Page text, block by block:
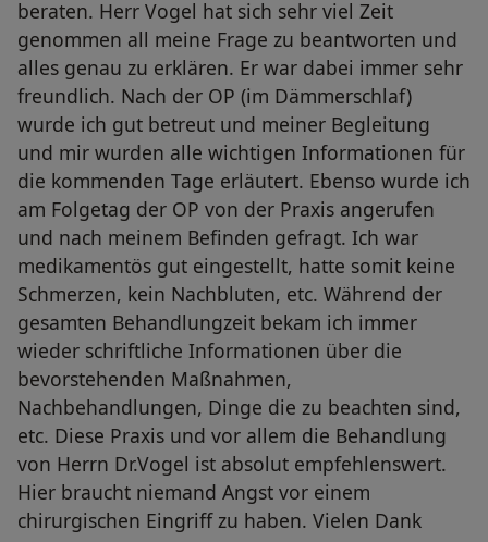
beraten. Herr Vogel hat sich sehr viel Zeit
genommen all meine Frage zu beantworten und
alles genau zu erklären. Er war dabei immer sehr
freundlich. Nach der OP (im Dämmerschlaf)
wurde ich gut betreut und meiner Begleitung
und mir wurden alle wichtigen Informationen für
die kommenden Tage erläutert. Ebenso wurde ich
am Folgetag der OP von der Praxis angerufen
und nach meinem Befinden gefragt. Ich war
medikamentös gut eingestellt, hatte somit keine
Schmerzen, kein Nachbluten, etc. Während der
gesamten Behandlungzeit bekam ich immer
wieder schriftliche Informationen über die
bevorstehenden Maßnahmen,
Nachbehandlungen, Dinge die zu beachten sind,
etc. Diese Praxis und vor allem die Behandlung
von Herrn Dr.Vogel ist absolut empfehlenswert.
Hier braucht niemand Angst vor einem
chirurgischen Eingriff zu haben. Vielen Dank